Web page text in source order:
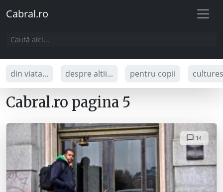
Cabral.ro
din viata... despre altii... pentru copii
Cabral.ro pagina 5
14